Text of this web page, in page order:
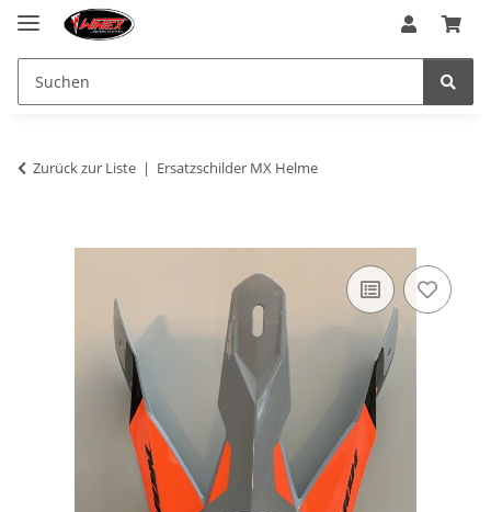
Zurück zur Liste Ersatzschilder MX Helme